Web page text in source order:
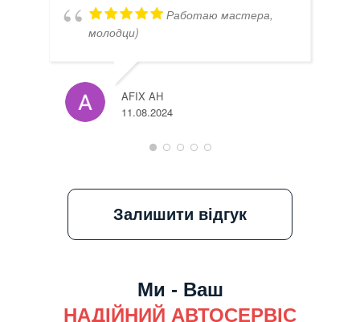
Работаю мастера,
молодци)
AFIX AH
11.08.2024
Залишити відгук
Ми - Ваш
НАДІЙНИЙ АВТОСЕРВІС